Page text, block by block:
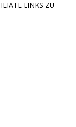
LINKS ZU